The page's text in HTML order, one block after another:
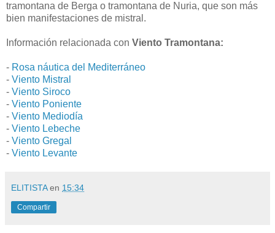
tramontana de Berga o tramontana de Nuria, que son más
bien manifestaciones de mistral.
Información relacionada con Viento Tramontana:
- Rosa náutica del Mediterráneo
- Viento Mistral
- Viento Siroco
- Viento Poniente
- Viento Mediodía
- Viento Lebeche
- Viento Gregal
- Viento Levante
ELITISTA en 15:34
Compartir